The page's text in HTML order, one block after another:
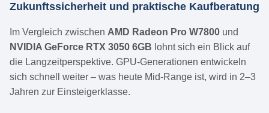
Zukunftssicherheit und praktische Kaufberatung
Im Vergleich zwischen AMD Radeon Pro W7800 und
NVIDIA GeForce RTX 3050 6GB lohnt sich ein Blick auf
die Langzeitperspektive. GPU-Generationen entwickeln
sich schnell weiter – was heute Mid-Range ist, wird in 2–3
Jahren zur Einsteigerklasse.